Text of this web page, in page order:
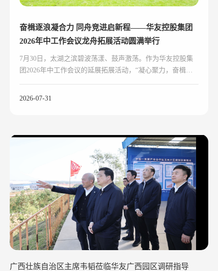
奋楫逐浪凝合力 同舟竞进启新程——华友控股集团
2026年中工作会议龙舟拓展活动圆满举行
7月30日，太湖之滨碧波荡漾、鼓声激荡。作为华友控股集
团2026年中工作会议的延展拓展活动，“凝心聚力，奋楫争
2026-07-31
广西壮族自治区主席韦韬莅临华友广西园区调研指导